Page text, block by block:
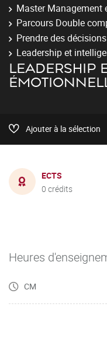
Master Management
Parcours Double
Prendre des
Leadership et
LEADERSHIP
Ajouter à la sélection
ECTS
0 crédits
Heures
CM